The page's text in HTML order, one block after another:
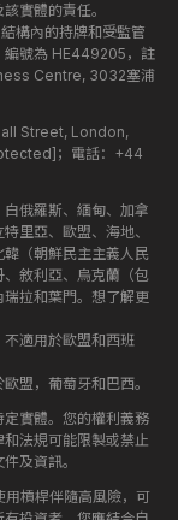
實體的責任。
構內的持牌和受監管
編號為 HE449205，註
Centre, 3032塞浦
Street, London,
；電話：+44
俄羅斯、緬甸、加拿
里亞、歐盟、海地、
（朝鮮民主主義人民
敘利亞、烏克蘭（包
拉和葉門。想了解更
適用於歐盟和西班
盟，葡萄牙和巴西。
實體。您的權利義務
法規可能限製或禁止
及資訊。
用槓桿伴隨高風險，可